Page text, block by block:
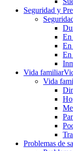
Seguridad y
En
En
En
Vida familiar
Vida
Problemas de